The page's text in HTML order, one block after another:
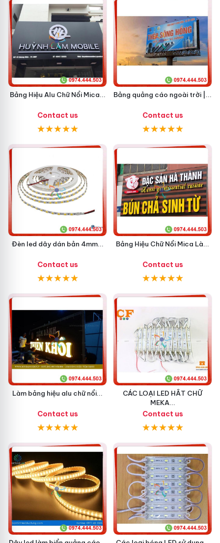
Bảng Hiệu Alu Chữ Nổi Mica...
Contact us
Bảng quảng cáo ngoài trời |...
Contact us
Đèn led dây dán bản 4mm...
Contact us
Bảng Hiệu Chữ Nổi Mica Là...
Contact us
Làm bảng hiệu alu chữ nổi...
Contact us
CÁC LOẠI LED HẮT CHỮ
MEKA...
Contact us